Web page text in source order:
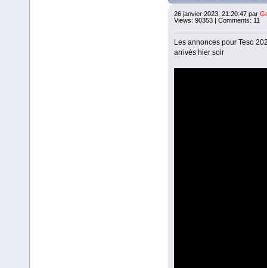
26 janvier 2023, 21:20:47 par
Views: 90353 | Comments: 11
Les annonces pour Teso
arrivés hier soir